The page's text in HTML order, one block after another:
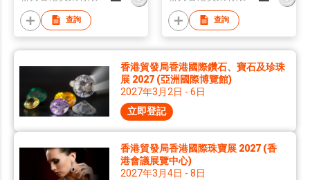
查詢 查詢
香港貿發局香港國際鑽石、寶石及珍珠
展 2027 (亞洲國際博覽館)
2027年3月2日 - 6日
立即登記
香港貿發局香港國際珠寶展 2027 (香
港會議展覽中心)
2027年3月4日 - 8日